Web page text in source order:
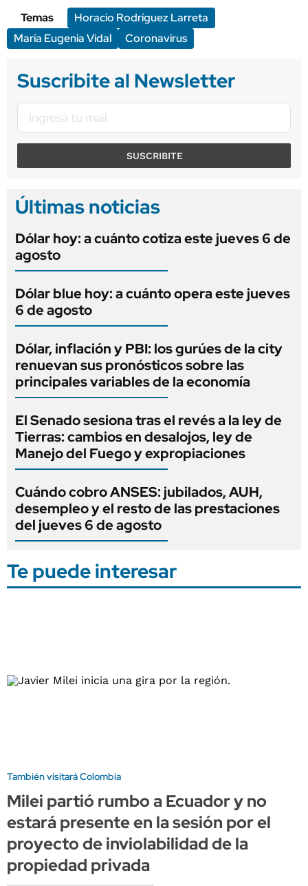
Temas
Horacio Rodríguez Larreta
María Eugenia Vidal
Coronavirus
Suscribite al Newsletter
SUSCRIBITE
Últimas noticias
Dólar hoy: a cuánto cotiza este jueves 6 de
agosto
Dólar blue hoy: a cuánto opera este jueves
6 de agosto
Dólar, inflación y PBI: los gurúes de la city
renuevan sus pronósticos sobre las
principales variables de la economía
El Senado sesiona tras el revés a la ley de
Tierras: cambios en desalojos, ley de
Manejo del Fuego y expropiaciones
Cuándo cobro ANSES: jubilados, AUH,
desempleo y el resto de las prestaciones
del jueves 6 de agosto
Te puede interesar
También visitará Colombia
Milei partió rumbo a Ecuador y no
estará presente en la sesión por el
proyecto de inviolabilidad de la
propiedad privada